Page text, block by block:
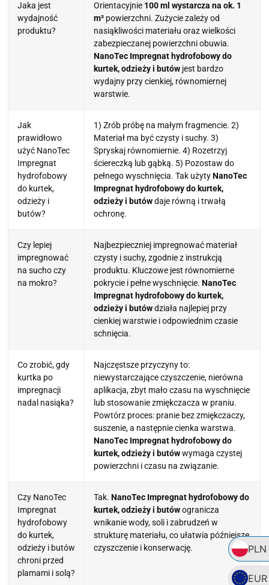
PLN
EUR
Jaka jest
wydajność
produktu?
Orientacyjnie 100 ml wystarcza na ok. 1
m² powierzchni. Zużycie zależy od
nasiąkliwości materiału oraz wielkości
zabezpieczanej powierzchni obuwia.
NanoTec Impregnat hydrofobowy do
kurtek, odzieży i butów jest bardzo
wydajny przy cienkiej, równomiernej
warstwie.
Jak
prawidłowo
użyć NanoTec
Impregnat
hydrofobowy
do kurtek,
odzieży i
butów?
1) Zrób próbę na małym fragmencie. 2)
Materiał ma być czysty i suchy. 3)
Spryskaj równomiernie. 4) Rozetrzyj
ściereczką lub gąbką. 5) Pozostaw do
pełnego wyschnięcia. Tak użytyNanoTec
Impregnat hydrofobowy do kurtek,
odzieży i butówdaje równą i trwałą
ochronę.
Czy lepiej
impregnować
na sucho czy
na mokro?
Najbezpieczniej impregnować materiał
czysty i suchy, zgodnie z instrukcją
produktu. Kluczowe jest równomierne
pokrycie i pełne wyschnięcie.NanoTec
Impregnat hydrofobowy do kurtek,
odzieży i butówdziała najlepiej przy
cienkiej warstwie i odpowiednim czasie
schnięcia.
Co zrobić, gdy
kurtka po
impregnacji
nadal nasiąka?
Najczęstsze przyczyny to:
niewystarczające czyszczenie, nierówna
aplikacja, zbyt mało czasu na wyschnięcie
lub stosowanie zmiękczacza w praniu.
Powtórz proces: pranie bez zmiękczaczy,
suszenie, a następnie cienka warstwa.
NanoTec Impregnat hydrofobowy do
kurtek, odzieży i butówwymaga czystej
powierzchni i czasu na związanie.
Czy NanoTec
Impregnat
hydrofobowy
do kurtek,
odzieży i butów
chroni przed
plamami i solą?
Tak.NanoTec Impregnat hydrofobowy do
kurtek, odzieży i butówogranicza
wnikanie wody, soli i zabrudzeń w
strukturę materiału, co ułatwia późniejsze
czyszczenie i konserwację.